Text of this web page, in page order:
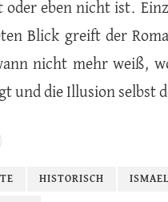
oder eben nicht ist.
Blick greift der
nicht mehr weiß,
und die Illusion selbst
HISTORISCH